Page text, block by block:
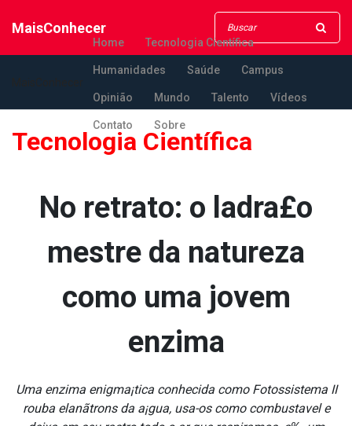
MaisConhecer
Home Tecnologia Científica
Humanidades Saúde Campus
Opinião Mundo Talento Vídeos
Contato Sobre
Tecnologia Científica
No retrato: o ladra£o
mestre da natureza
como uma jovem
enzima
Uma enzima enigma¡tica conhecida como Fotossistema II
rouba elanãtrons da a¡gua, usa-os como combusta­vel e